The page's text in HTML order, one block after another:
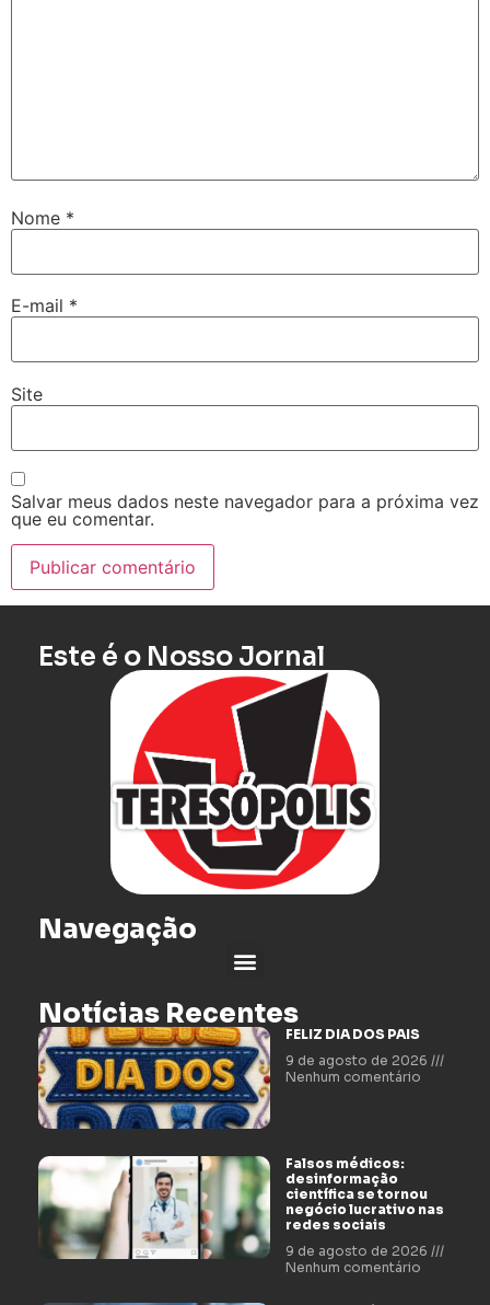
Nome *
E-mail *
Site
Salvar meus dados neste navegador para a próxima vez
que eu comentar.
Este é o Nosso Jornal
Navegação
Notícias Recentes
FELIZ DIA DOS PAIS
9 de agosto de 2026
Nenhum comentário
Falsos médicos:
desinformação
científica se tornou
negócio lucrativo nas
redes sociais
9 de agosto de 2026
Nenhum comentário